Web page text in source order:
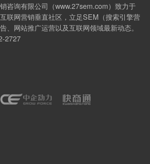
咨询有限公司（www.27sem.com）致力于
联网营销垂直社区，立足SEM（搜索引擎营
、网站推广运营以及互联网领域最新动态。
2727